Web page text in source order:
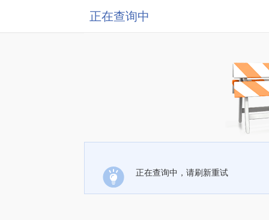
正在查询中
正在查询中，请刷新重试